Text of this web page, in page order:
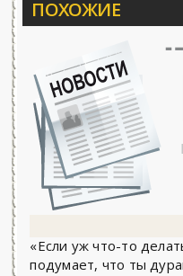
ПОХОЖИЕ
действия Вечерние
«Если уж что-то
подумает, что ты